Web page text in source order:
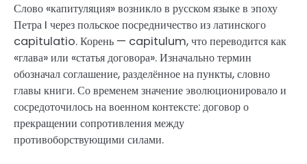
Слово «капитуляция» возникло в русском языке в эпоху
Петра I через польское посредничество из латинского
capitulatio. Корень — capitulum, что переводится как
«глава» или «статья договора». Изначально термин
обозначал соглашение, разделённое на пункты, словно
главы книги. Со временем значение эволюционировало и
сосредоточилось на военном контексте: договор о
прекращении сопротивления между
противоборствующими силами.